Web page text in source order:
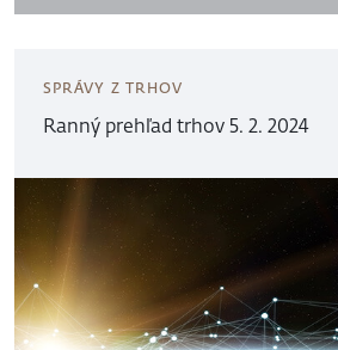
SPRÁVY Z TRHOV
Ranný prehľad trhov 5. 2. 2024